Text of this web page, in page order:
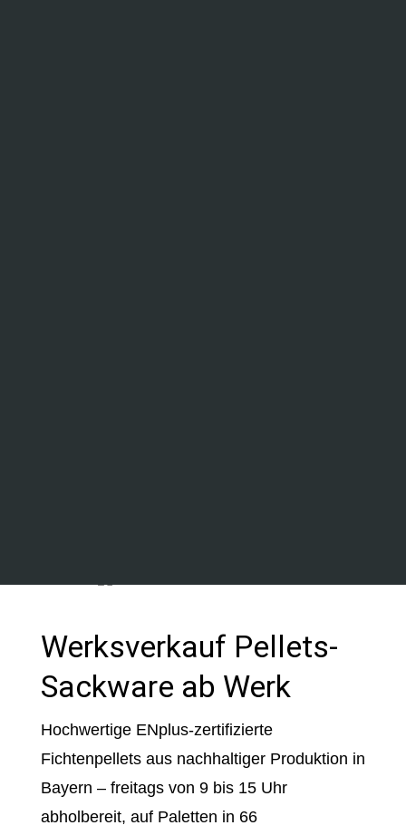
Werksverkauf Pellets-
Sackware ab Werk
Hochwertige ENplus-zertifizierte
Fichtenpellets aus nachhaltiger Produktion in
Bayern – freitags von 9 bis 15 Uhr
abholbereit, auf Paletten in 66